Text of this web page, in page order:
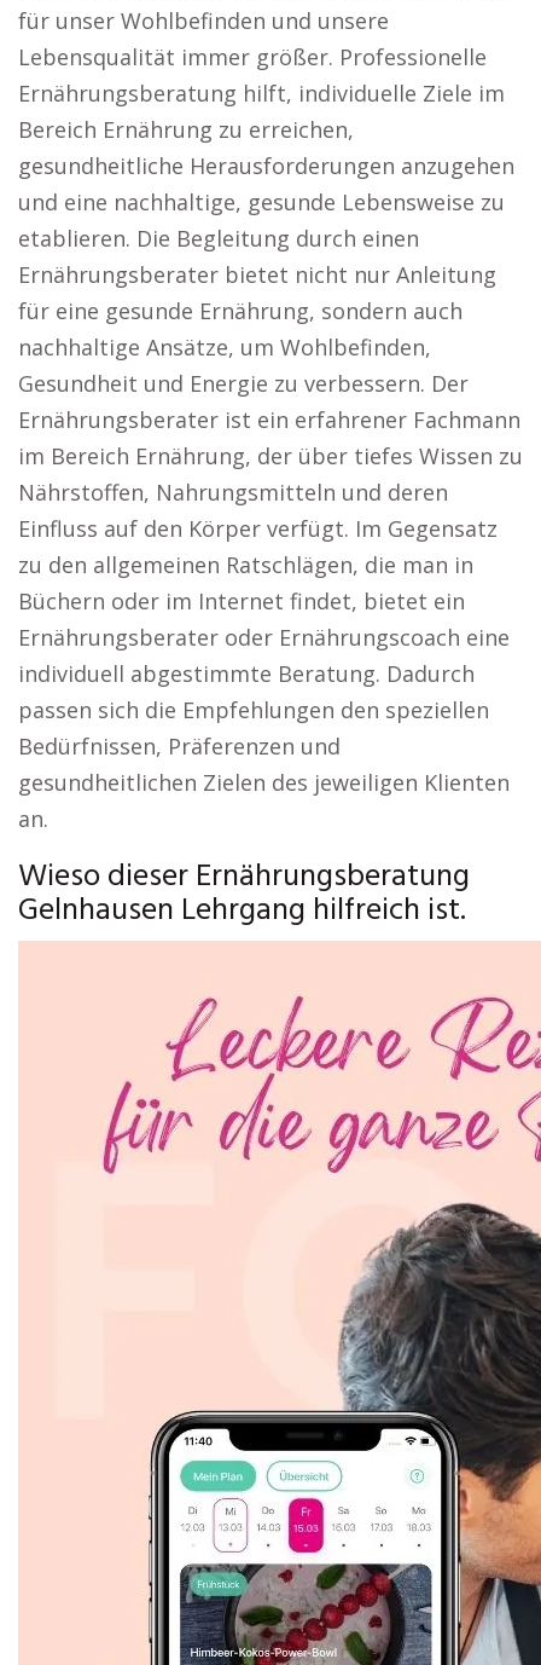
für unser Wohlbefinden und unsere
Lebensqualität immer größer. Professionelle
Ernährungsberatung hilft, individuelle Ziele im
Bereich Ernährung zu erreichen,
gesundheitliche Herausforderungen anzugehen
und eine nachhaltige, gesunde Lebensweise zu
etablieren. Die Begleitung durch einen
Ernährungsberater bietet nicht nur Anleitung
für eine gesunde Ernährung, sondern auch
nachhaltige Ansätze, um Wohlbefinden,
Gesundheit und Energie zu verbessern. Der
Ernährungsberater ist ein erfahrener Fachmann
im Bereich Ernährung, der über tiefes Wissen zu
Nährstoffen, Nahrungsmitteln und deren
Einfluss auf den Körper verfügt. Im Gegensatz
zu den allgemeinen Ratschlägen, die man in
Büchern oder im Internet findet, bietet ein
Ernährungsberater oder Ernährungscoach eine
individuell abgestimmte Beratung. Dadurch
passen sich die Empfehlungen den speziellen
Bedürfnissen, Präferenzen und
gesundheitlichen Zielen des jeweiligen Klienten
an.
Wieso dieser Ernährungsberatung
Gelnhausen Lehrgang hilfreich ist.